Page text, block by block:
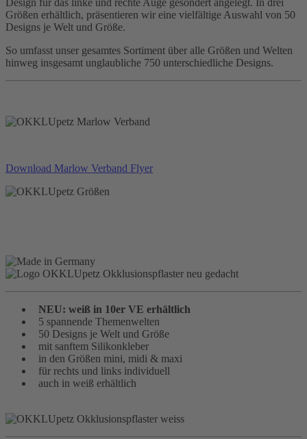
Design für das linke und rechte Auge gesondert angelegt. In drei
Größen erhältlich, präsentieren wir eine vielfältige Auswahl von 50
Designs je Welt und Größe.
So umfasst unser gesamtes Sortiment über alle Größen und Welten
hinweg insgesamt unglaubliche 750 unterschiedliche Designs.
Download Marlow Verband Flyer
NEU: weiß in 10er VE erhältlich
5 spannende Themenwelten
50 Designs je Welt und Größe
mit sanftem Silikonkleber
in den Größen mini, midi & maxi
für rechts und links individuell
auch in weiß erhältlich